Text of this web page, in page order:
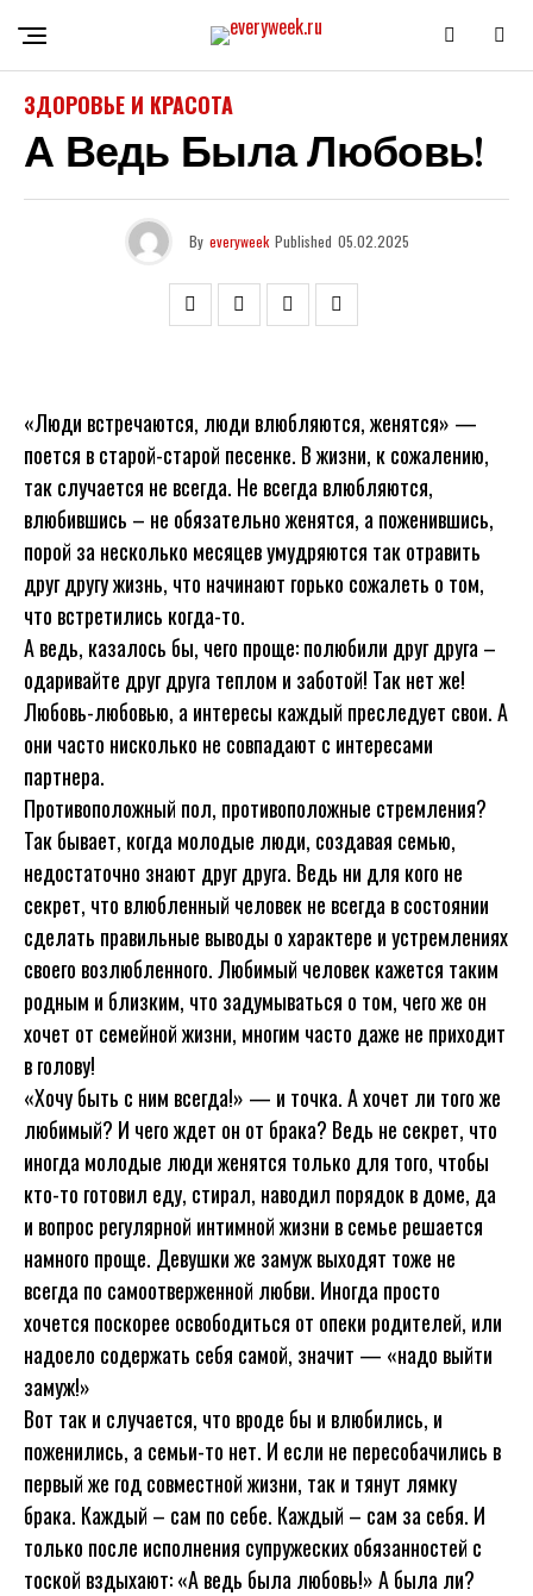
ЗДОРОВЬЕ И КРАСОТА
А Ведь Была Любовь!
By everyweek Published 05.02.2025
«Люди встречаются, люди влюбляются, женятся» —
поется в старой-старой песенке. В жизни, к сожалению,
так случается не всегда. Не всегда влюбляются,
влюбившись – не обязательно женятся, а поженившись,
порой за несколько месяцев умудряются так отравить
друг другу жизнь, что начинают горько сожалеть о том,
что встретились когда-то.
А ведь, казалось бы, чего проще: полюбили друг друга –
одаривайте друг друга теплом и заботой! Так нет же!
Любовь-любовью, а интересы каждый преследует свои. А
они часто нисколько не совпадают с интересами
партнера.
Противоположный пол, противоположные стремления?
Так бывает, когда молодые люди, создавая семью,
недостаточно знают друг друга. Ведь ни для кого не
секрет, что влюбленный человек не всегда в состоянии
сделать правильные выводы о характере и устремлениях
своего возлюбленного. Любимый человек кажется таким
родным и близким, что задумываться о том, чего же он
хочет от семейной жизни, многим часто даже не приходит
в голову!
«Хочу быть с ним всегда!» — и точка. А хочет ли того же
любимый? И чего ждет он от брака? Ведь не секрет, что
иногда молодые люди женятся только для того, чтобы
кто-то готовил еду, стирал, наводил порядок в доме, да
и вопрос регулярной интимной жизни в семье решается
намного проще. Девушки же замуж выходят тоже не
всегда по самоотверженной любви. Иногда просто
хочется поскорее освободиться от опеки родителей, или
надоело содержать себя самой, значит — «надо выйти
замуж!»
Вот так и случается, что вроде бы и влюбились, и
поженились, а семьи-то нет. И если не пересобачились в
первый же год совместной жизни, так и тянут лямку
брака. Каждый – сам по себе. Каждый – сам за себя. И
только после исполнения супружеских обязанностей с
тоской вздыхают: «А ведь была любовь!» А была ли?